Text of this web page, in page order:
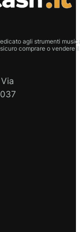
agli strumenti
comprare o vendere